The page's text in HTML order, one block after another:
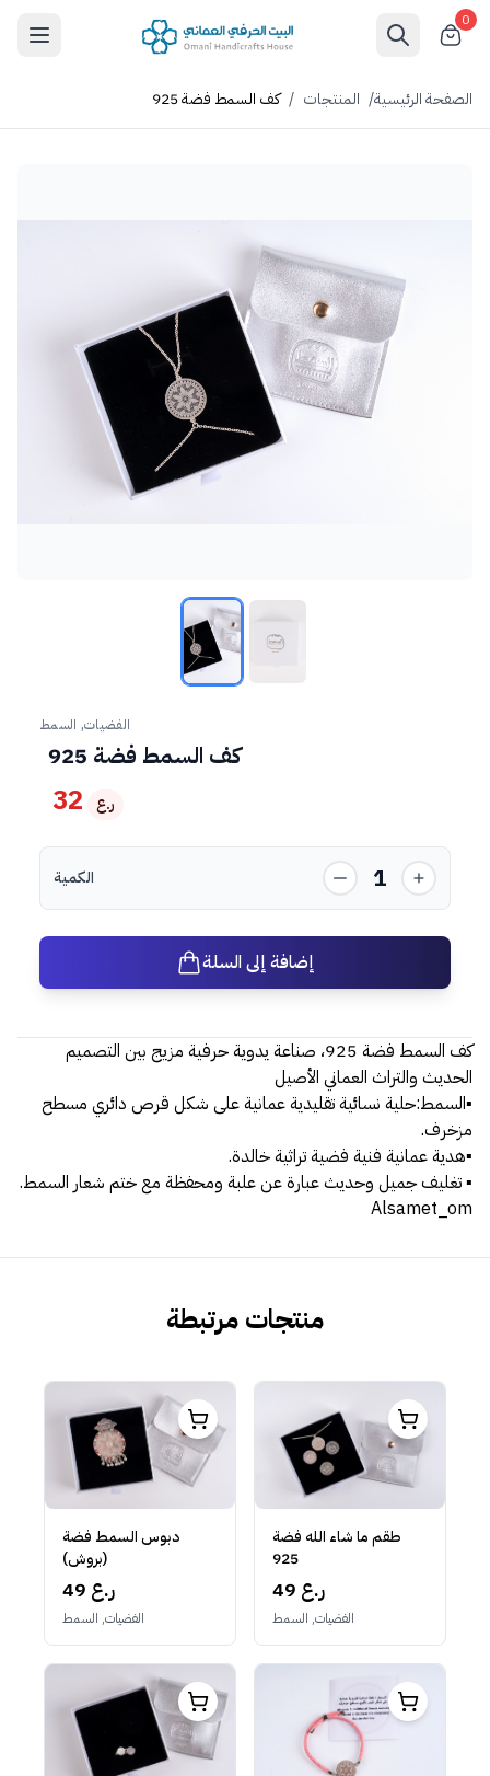
0
الصفحة الرئيسية/ المنتجات / كف السمط فضة 925
الفضيات, السمط
كف السمط فضة 925
32 ر.ع
الكمية 1
إضافة إلى السلة
كف السمط فضة 925، صناعة يدوية حرفية مزيج بين التصميم
الحديث والتراث العماني الأصيل
▪️السمط:حلية نسائية تقليدية عمانية على شكل قرص دائري مسطح
مزخرف.
▪️هدية عمانية فنية فضية تراثية خالدة.
▪️ تغليف جميل وحديث عبارة عن علبة ومحفظة مع ختم شعار السمط.
Alsamet_om
منتجات مرتبطة
دبوس السمط فضة
(بروش)
49 ر.ع
الفضيات, السمط
طقم ما شاء الله فضة
925
49 ر.ع
الفضيات, السمط